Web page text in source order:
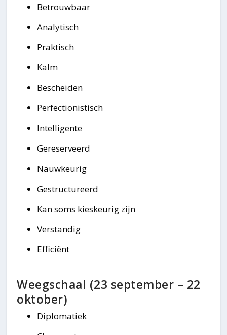
Betrouwbaar
Analytisch
Praktisch
Kalm
Bescheiden
Perfectionistisch
Intelligente
Gereserveerd
Nauwkeurig
Gestructureerd
Kan soms kieskeurig zijn
Verstandig
Efficiënt
Weegschaal (23 september – 22
oktober)
Diplomatiek